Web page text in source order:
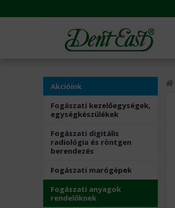
Akcióink
Fogászati kezelőegységek,
egységkészülékek
Fogászati digitális
radiológia és röntgen
berendezés
Fogászati marógépek
Fogászati anyagok
rendelőknek